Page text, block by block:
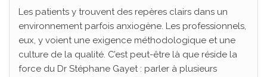
Les patients y trouvent des repères clairs dans un
environnement parfois anxiogène. Les professionnels,
eux, y voient une exigence méthodologique et une
culture de la qualité. C’est peut-être là que réside la
force du Dr Stéphane Gayet : parler à plusieurs